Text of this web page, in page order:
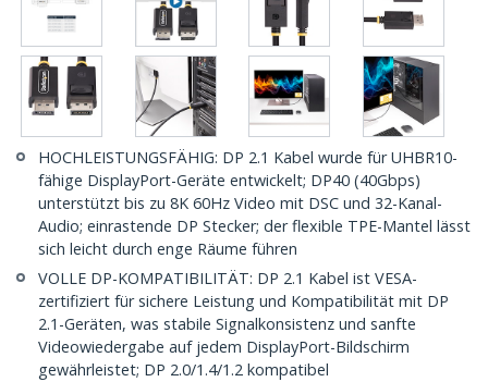
HOCHLEISTUNGSFÄHIG: DP 2.1 Kabel wurde für UHBR10-
fähige DisplayPort-Geräte entwickelt; DP40 (40Gbps)
unterstützt bis zu 8K 60Hz Video mit DSC und 32-Kanal-
Audio; einrastende DP Stecker; der flexible TPE-Mantel lässt
sich leicht durch enge Räume führen
VOLLE DP-KOMPATIBILITÄT: DP 2.1 Kabel ist VESA-
zertifiziert für sichere Leistung und Kompatibilität mit DP
2.1-Geräten, was stabile Signalkonsistenz und sanfte
Videowiedergabe auf jedem DisplayPort-Bildschirm
gewährleistet; DP 2.0/1.4/1.2 kompatibel